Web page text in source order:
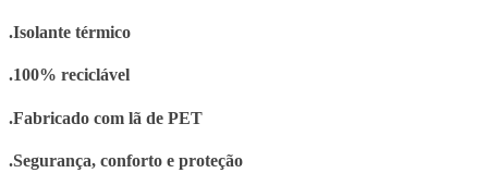
.Isolante térmico
.100% reciclável
.Fabricado com lã de PET
.Segurança, conforto e proteção